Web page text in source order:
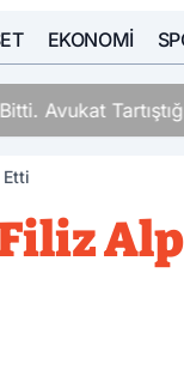
EKONOMI
Avukat